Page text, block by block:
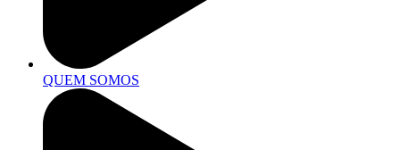
QUEM SOMOS